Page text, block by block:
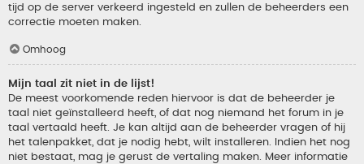
tijd op de server verkeerd ingesteld en zullen de beheerders een
correctie moeten maken.
Omhoog
Mijn taal zit niet in de lijst!
De meest voorkomende reden hiervoor is dat de beheerder je
taal niet geïnstalleerd heeft, of dat nog niemand het forum in je
taal vertaald heeft. Je kan altijd aan de beheerder vragen of hij
het talenpakket, dat je nodig hebt, wilt installeren. Indien het nog
niet bestaat, mag je gerust de vertaling maken. Meer informatie